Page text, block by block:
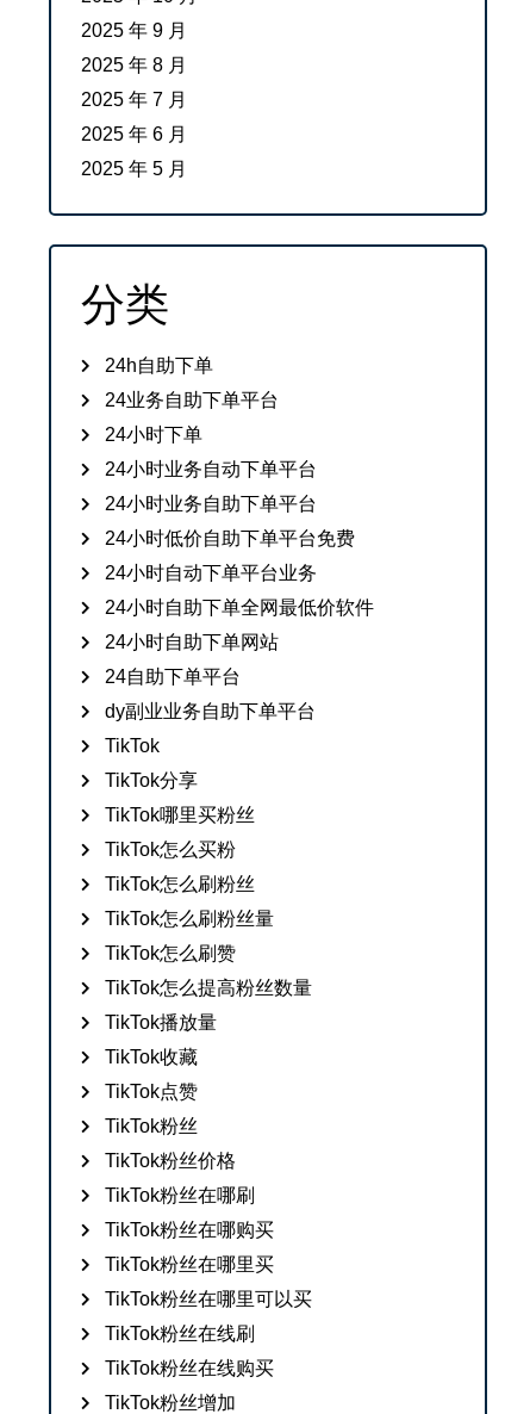
2025 年 9 月
2025 年 8 月
2025 年 7 月
2025 年 6 月
2025 年 5 月
分类
24h自助下单
24业务自助下单平台
24小时下单
24小时业务自动下单平台
24小时业务自助下单平台
24小时低价自助下单平台免费
24小时自动下单平台业务
24小时自助下单全网最低价软件
24小时自助下单网站
24自助下单平台
dy副业业务自助下单平台
TikTok
TikTok分享
TikTok哪里买粉丝
TikTok怎么买粉
TikTok怎么刷粉丝
TikTok怎么刷粉丝量
TikTok怎么刷赞
TikTok怎么提高粉丝数量
TikTok播放量
TikTok收藏
TikTok点赞
TikTok粉丝
TikTok粉丝价格
TikTok粉丝在哪刷
TikTok粉丝在哪购买
TikTok粉丝在哪里买
TikTok粉丝在哪里可以买
TikTok粉丝在线刷
TikTok粉丝在线购买
TikTok粉丝增加